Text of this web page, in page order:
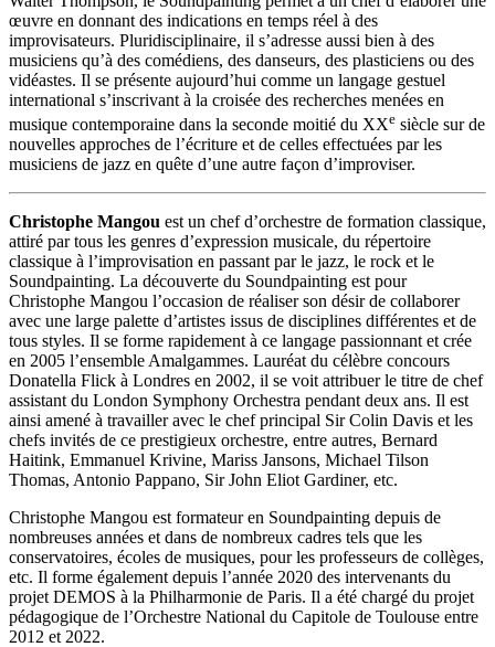
œuvre en donnant des indications en temps réel à des
improvisateurs. Pluridisciplinaire, il s’adresse aussi bien à des
musiciens qu’à des comédiens, des danseurs, des plasticiens ou des
vidéastes. Il se présente aujourd’hui comme un langage gestuel
international s’inscrivant à la croisée des recherches menées en
musique contemporaine dans la seconde moitié du XXe siècle sur de
nouvelles approches de l’écriture et de celles effectuées par les
musiciens de jazz en quête d’une autre façon d’improviser.
Christophe Mangou est un chef d’orchestre de formation classique,
attiré par tous les genres d’expression musicale, du répertoire
classique à l’improvisation en passant par le jazz, le rock et le
Soundpainting. La découverte du Soundpainting est pour
Christophe Mangou l’occasion de réaliser son désir de collaborer
avec une large palette d’artistes issus de disciplines différentes et de
tous styles. Il se forme rapidement à ce langage passionnant et crée
en 2005 l’ensemble Amalgammes. Lauréat du célèbre concours
Donatella Flick à Londres en 2002, il se voit attribuer le titre de chef
assistant du London Symphony Orchestra pendant deux ans. Il est
ainsi amené à travailler avec le chef principal Sir Colin Davis et les
chefs invités de ce prestigieux orchestre, entre autres, Bernard
Haitink, Emmanuel Krivine, Mariss Jansons, Michael Tilson
Thomas, Antonio Pappano, Sir John Eliot Gardiner, etc.
Christophe Mangou est formateur en Soundpainting depuis de
nombreuses années et dans de nombreux cadres tels que les
conservatoires, écoles de musiques, pour les professeurs de collèges,
etc. Il forme également depuis l’année 2020 des intervenants du
projet DEMOS à la Philharmonie de Paris. Il a été chargé du projet
pédagogique de l’Orchestre National du Capitole de Toulouse entre
2012 et 2022.